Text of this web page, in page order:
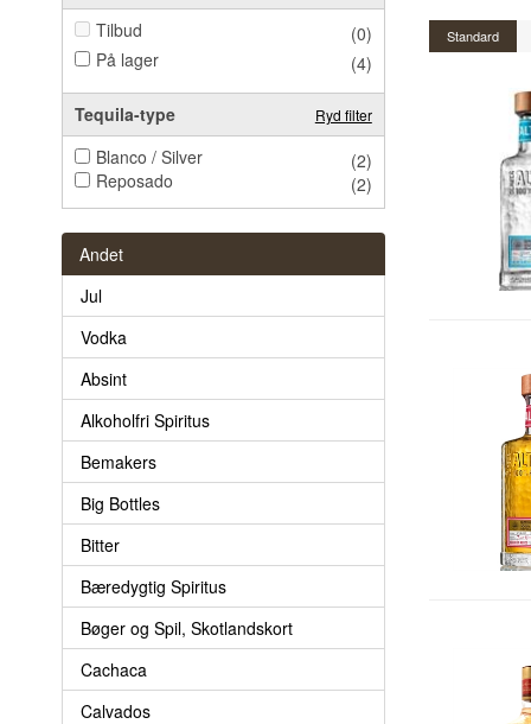
Tilbud
(0)
På lager
(4)
Tequila-type Ryd filter
Blanco / Silver
(2)
Reposado
(2)
Andet
Jul
Vodka
Absint
Alkoholfri Spiritus
Bemakers
Big Bottles
Bitter
Bæredygtig Spiritus
Bøger og Spil, Skotlandskort
Cachaca
Calvados
Standard